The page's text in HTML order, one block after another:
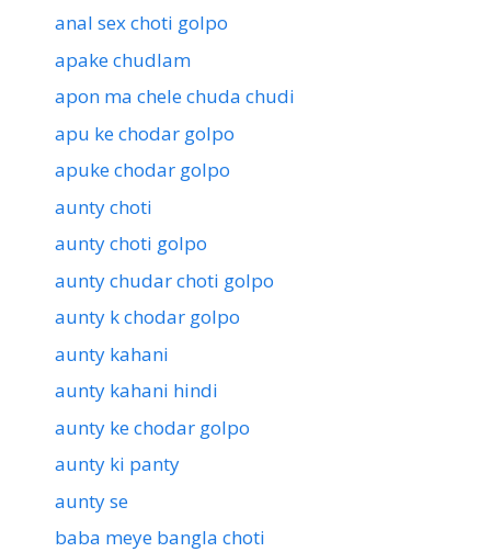
anal sex choti golpo
apake chudlam
apon ma chele chuda chudi
apu ke chodar golpo
apuke chodar golpo
aunty choti
aunty choti golpo
aunty chudar choti golpo
aunty k chodar golpo
aunty kahani
aunty kahani hindi
aunty ke chodar golpo
aunty ki panty
aunty se
baba meye bangla choti